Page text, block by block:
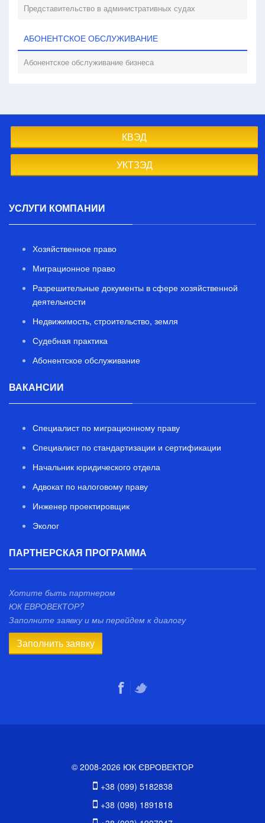
Представительство в административных судах
АБОНЕНТСКОЕ ОБСЛУЖИВАНИЕ
Абонентское обслуживание бизнеса
КВЭД
УКТЗЭД
УСЛУГИ КОМПАНИИ
Хозяйственное право
Миграционное право
Разрешительные документы в сфере хозяйственной
деятельности
Недвижимость, строительство, земля
Судебная практика
Абонентское обслуживание
ВАКАНСИИ
Специалист по миграционному праву
Специалист по стандартизации и сертификации
Начальник юридического отдела
Адвокат по налоговому праву
Инженер проектировщик
Эколог
ПАРТНЕРСКАЯ ПРОГРАММА
Хотите быть партнером
ЮК ЕВРОВЕКТОР?
Заполните заявку и мы перейдем к диалогу
Заполнить заявку
© 2008-2026 ЮК ЄВРОВЕКТОР
+38 (099) 5182838
+38 (098) 1891818